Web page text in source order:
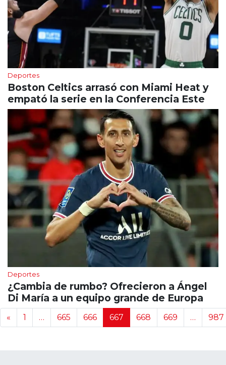
Deportes
Boston Celtics arrasó con Miami Heat y
empató la serie en la Conferencia Este
Deportes
¿Cambia de rumbo? Ofrecieron a Ángel
Di María a un equipo grande de Europa
Navegación de noticias
« 1 … 665 666 667 668 669 … 987